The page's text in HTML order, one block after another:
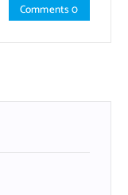
Comments 0